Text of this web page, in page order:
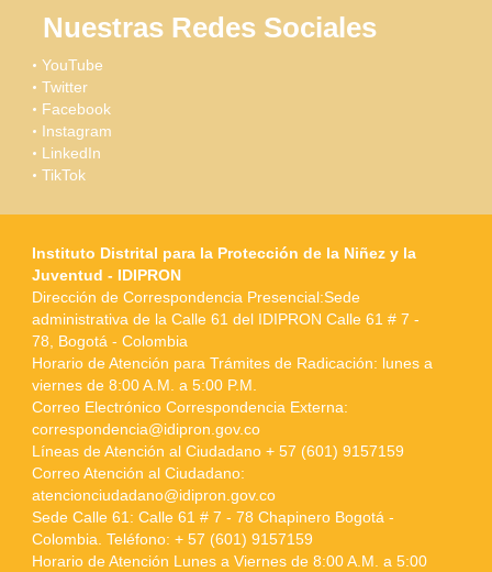
Nuestras Redes Sociales
YouTube
Twitter
Facebook
Instagram
LinkedIn
TikTok
Instituto Distrital para la Protección de la Niñez y la
Juventud - IDIPRON
Dirección de Correspondencia Presencial:Sede
administrativa de la Calle 61 del IDIPRON Calle 61 # 7 -
78, Bogotá - Colombia
Horario de Atención para Trámites de Radicación: lunes a
viernes de 8:00 A.M. a 5:00 P.M.
Correo Electrónico Correspondencia Externa:
correspondencia@idipron.gov.co
Líneas de Atención al Ciudadano + 57 (601) 9157159
Correo Atención al Ciudadano:
atencionciudadano@idipron.gov.co
Sede Calle 61: Calle 61 # 7 - 78 Chapinero Bogotá -
Colombia. Teléfono: + 57 (601) 9157159
Horario de Atención Lunes a Viernes de 8:00 A.M. a 5:00